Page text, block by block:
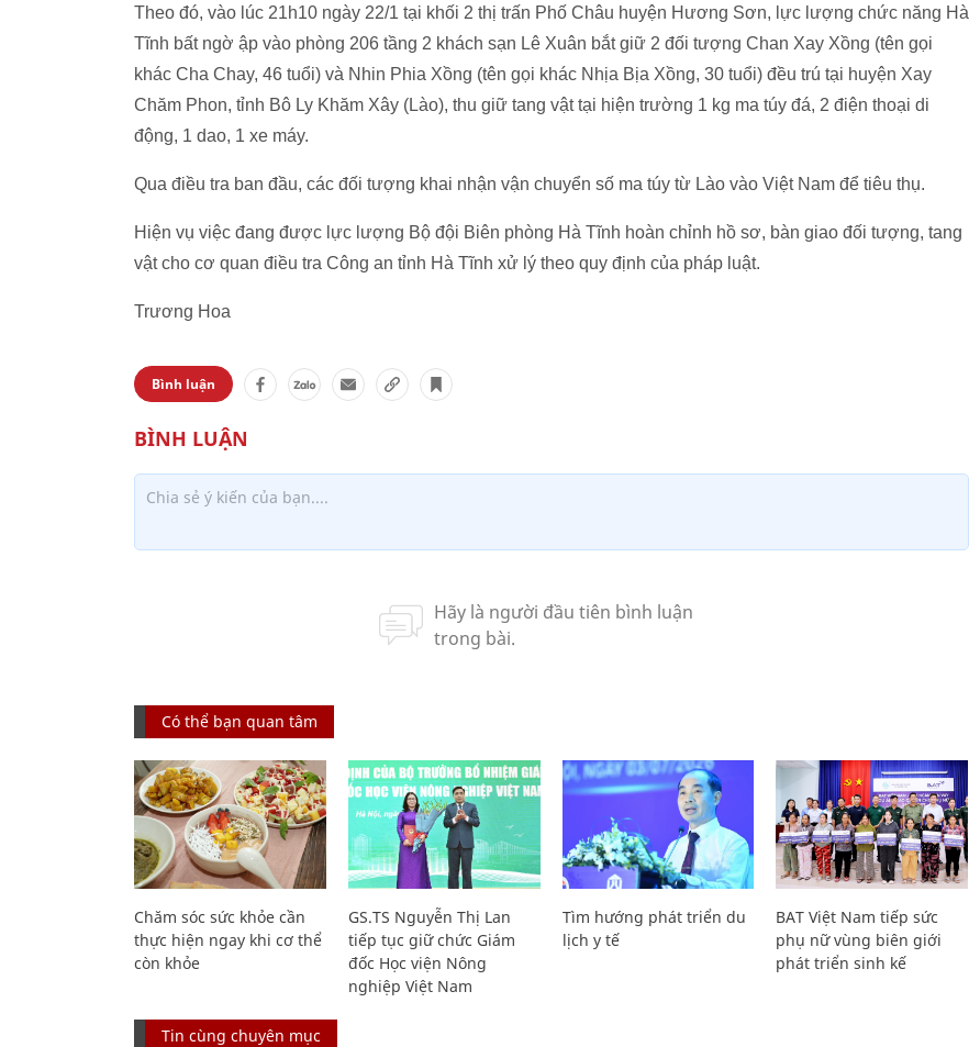
Theo đó, vào lúc 21h10 ngày 22/1 tại khối 2 thị trấn Phố Châu huyện Hương Sơn, lực lượng chức năng Hà
Tĩnh bất ngờ ập vào phòng 206 tầng 2 khách sạn Lê Xuân bắt giữ 2 đối tượng Chan Xay Xồng (tên gọi
khác Cha Chay, 46 tuổi) và Nhin Phia Xồng (tên gọi khác Nhịa Bịa Xồng, 30 tuổi) đều trú tại huyện Xay
Chăm Phon, tỉnh Bô Ly Khăm Xây (Lào), thu giữ tang vật tại hiện trường 1 kg ma túy đá, 2 điện thoại di
động, 1 dao, 1 xe máy.
Qua điều tra ban đầu, các đối tượng khai nhận vận chuyển số ma túy từ Lào vào Việt Nam để tiêu thụ.
Hiện vụ việc đang được lực lượng Bộ đội Biên phòng Hà Tĩnh hoàn chỉnh hồ sơ, bàn giao đối tượng, tang
vật cho cơ quan điều tra Công an tỉnh Hà Tĩnh xử lý theo quy định của pháp luật.
Trương Hoa
Bình luận
Có thể bạn quan tâm
Chăm sóc sức khỏe cần
thực hiện ngay khi cơ thể
còn khỏe
GS.TS Nguyễn Thị Lan
tiếp tục giữ chức Giám
đốc Học viện Nông
nghiệp Việt Nam
Tìm hướng phát triển du
lịch y tế
BAT Việt Nam tiếp sức
phụ nữ vùng biên giới
phát triển sinh kế
Tin cùng chuyên mục